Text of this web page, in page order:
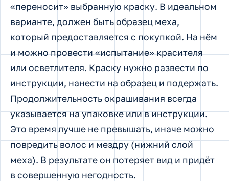
«переносит» выбранную краску. В идеальном
варианте, должен быть образец меха,
который предоставляется с покупкой. На нём
и можно провести «испытание» красителя
или осветлителя. Краску нужно развести по
инструкции, нанести на образец и подержать.
Продолжительность окрашивания всегда
указывается на упаковке или в инструкции.
Это время лучше не превышать, иначе можно
повредить волос и мездру (нижний слой
меха). В результате он потеряет вид и придёт
в совершенную негодность.